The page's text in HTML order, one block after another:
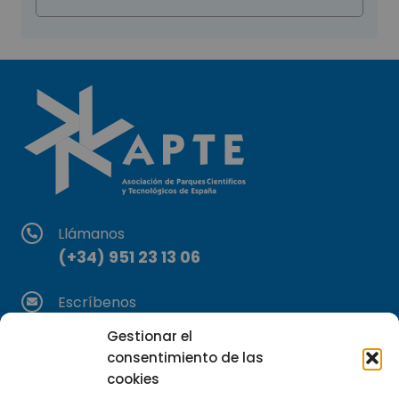
Gestionar el
consentimiento de las
cookies
Llámanos
(+34) 951 23 13 06
Escríbenos
info@apte.org
Encuéntranos